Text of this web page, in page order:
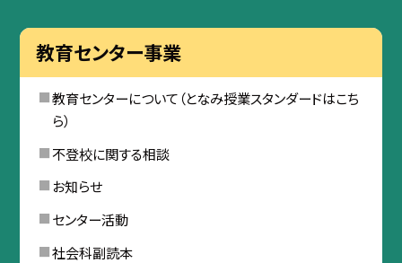
教育センター事業
教育センターについて（となみ授業スタンダードはこち
ら）
不登校に関する相談
お知らせ
センター活動
社会科副読本